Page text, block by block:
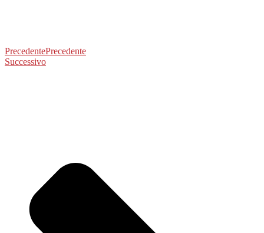
PrecedentePrecedente
Successivo